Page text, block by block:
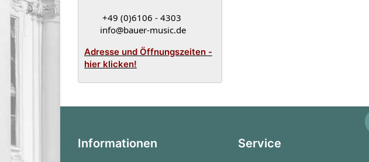
+49 (0)6106 - 4303
info@bauer-music.de
Adresse und Öffnungszeiten -
hier klicken!
Informationen Service